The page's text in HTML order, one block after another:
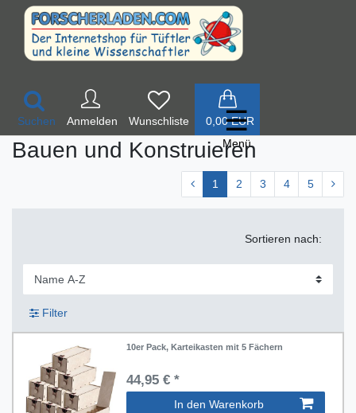
Suchen Anmelden 0,00 EUR
☰
Menü
Bauen und Konstruieren
1 2 3 4 5
Sortieren nach:
Filter
10er Pack, Karteikasten mit 5 Fächern
44,95 € *
In den Warenkorb